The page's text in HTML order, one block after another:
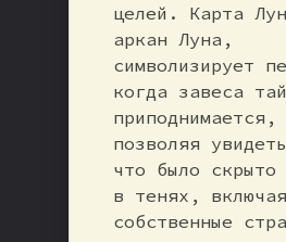
целей. Карта
аркан Луна,
символизирует
когда завеса
приподнимается,
позволяя
что было скрыто
в тенях,
собственные